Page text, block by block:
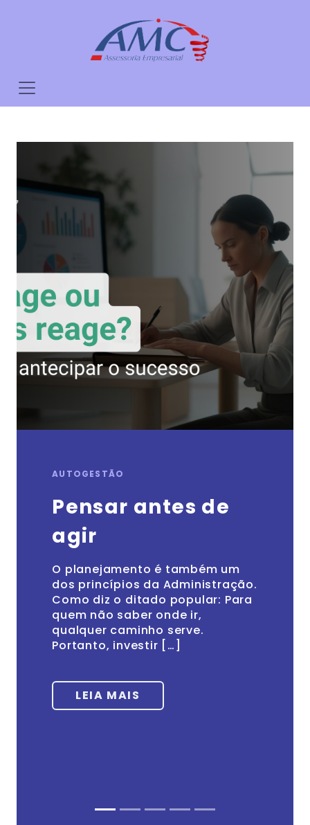
AUTOGESTÃO
Pensar antes de
agir
O planejamento é também um
dos princípios da Administração.
Como diz o ditado popular: Para
quem não saber onde ir,
qualquer caminho serve.
Portanto, investir […]
LEIA MAIS